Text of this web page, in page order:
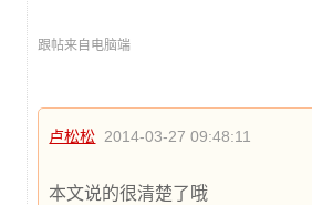
跟帖来自电脑端
卢松松 2014-03-27 09:48:11
本文说的很清楚了哦